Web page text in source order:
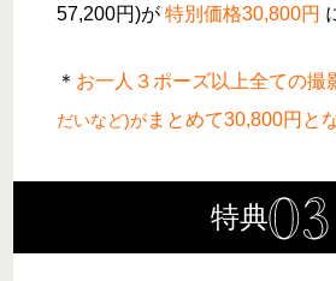
57,200円)が特別価格30,800円
＊ お一人３ポーズ以上全ての撮
だいなど)がまとめて30,800円と
特典